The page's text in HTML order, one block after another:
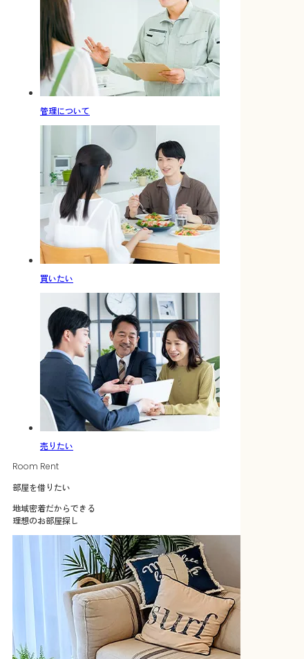
管理について
買いたい
売りたい
Room Rent
部屋を借りたい
地域密着だからできる
理想のお部屋探し